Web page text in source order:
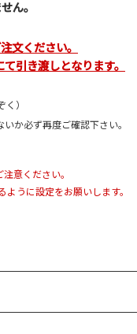
ん。
文ください。
引き渡しとなります。
）
か必ず再度ご確認下さい。
意ください。
ように設定をお願いします。